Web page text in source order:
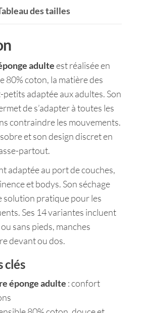
des tailles
adulteest réalisée en
80% coton, la matière des
adaptée aux adultes. Son
de s’adapter à toutes les
contraindre les mouvements.
et son design discret en
partout.
adaptée au port de couches,
et bodys. Son séchage
solution pratique pour les
Ses 14 variantes incluent
sans pieds, manches
devant ou dos.
clés
éponge adulte : confort